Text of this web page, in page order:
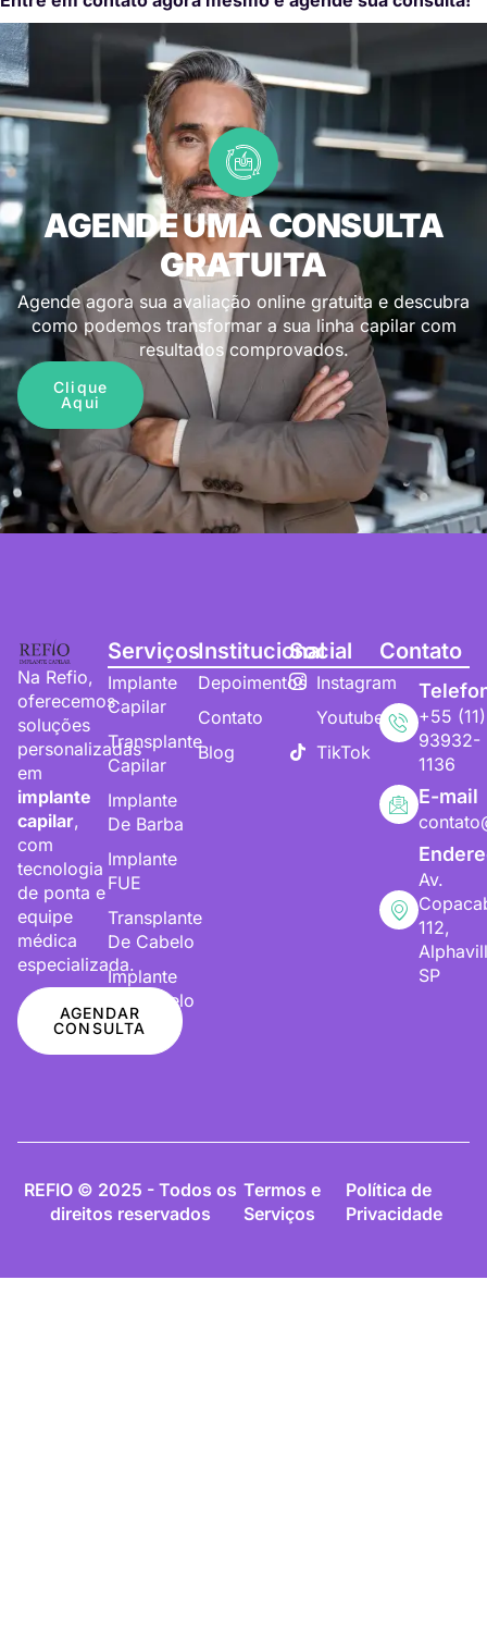
AGENDE UMA CONSULTA
GRATUITA
Agende agora sua avaliação online gratuita e descubra
como podemos transformar a sua linha capilar com
resultados comprovados.
Clique
Aqui
Na Refio,
oferecemos
soluções
personalizadas
em
implante
capilar,
com
tecnologia
de ponta e
equipe
médica
especializada.
AGENDAR
CONSULTA
Serviços
Implante
Capilar
Transplante
Capilar
Implante
De Barba
Implante
FUE
Transplante
De Cabelo
Implante
De Cabelo
Institucional
Depoimentos
Contato
Blog
Social
Instagram
Youtube
TikTok
Contato
+55 (11)
93932-
1136
E-mail
Av.
112,
SP
REFIO © 2025 - Todos os
direitos reservados
Termos e
Serviços
Política de
Privacidade